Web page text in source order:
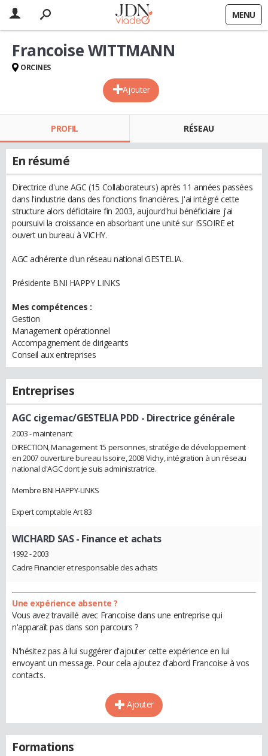
MENU
Ajouter
Francoise WITTMANN
ORCINES
PROFIL RÉSEAU
En résumé
Directrice d'une AGC (15 Collaborateurs) après 11 années passées
dans l'industrie dans des fonctions financières. J'ai intégré cette
structure alors déficitaire fin 2003, aujourd'hui bénéficiaire j'ai
poursuivi la croissance en absorbant une unité sur ISSOIRE et
ouvert un bureau à VICHY.
AGC adhérente d'un réseau national GESTELIA.
Présidente BNI HAPPY LINKS
Mes compétences :
Gestion
Management opérationnel
Accompagnement de dirigeants
Conseil aux entreprises
Entreprises
AGC cigemac/GESTELIA PDD- Directrice générale
2003 - maintenant
DIRECTION, Management 15 personnes, stratégie de développement
en 2007 ouverture bureau Issoire, 2008 Vichy, intégration à un réseau
national d'AGC dont je suis administratrice.
Membre BNI HAPPY-LINKS
Expert comptable Art 83
WICHARD SAS- Finance et achats
1992 - 2003
Cadre Financier et responsable des achats
Une expérience absente ?
Vous avez travaillé avec Francoise dans une entreprise qui
n'apparaît pas dans son parcours ?
N'hésitez pas à lui suggérer d'ajouter cette expérience en lui
envoyant un message. Pour cela ajoutez d'abord Francoise à vos
contacts.
Ajouter
Formations